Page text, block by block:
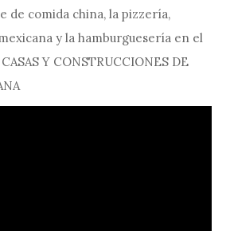
de comida china, la pizzería,
y la hamburguesería en el
Y CONSTRUCCIONES DE